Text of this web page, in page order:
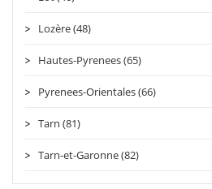
Lozère (48)
Hautes-Pyrenees (65)
Pyrenees-Orientales (66)
Tarn (81)
Tarn-et-Garonne (82)